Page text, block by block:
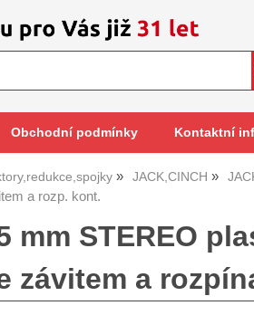
Obchodní podmínky Kontaktní
JACK,CINCH
a rozp. kont.
mm STEREO
závitem a